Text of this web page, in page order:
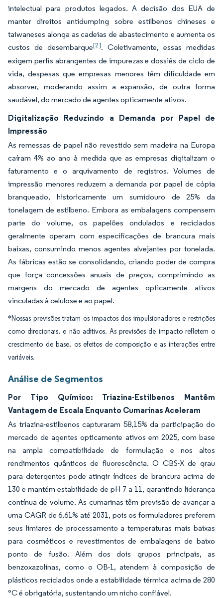
intelectual para produtos legados. A decisão dos EUA de
manter direitos antidumping sobre estilbenos chineses e
taiwaneses alonga as cadeias de abastecimento e aumenta os
custos de desembarque[2]. Coletivamente, essas medidas
exigem perfis abrangentes de impurezas e dossiês de ciclo de
vida, despesas que empresas menores têm dificuldade em
absorver, moderando assim a expansão, de outra forma
saudável, do mercado de agentes opticamente ativos.
Digitalização Reduzindo a Demanda por Papel de
Impressão
As remessas de papel não revestido sem madeira na Europa
caíram 4% ao ano à medida que as empresas digitalizam o
faturamento e o arquivamento de registros. Volumes de
impressão menores reduzem a demanda por papel de cópia
branqueado, historicamente um sumidouro de 25% da
tonelagem de estilbeno. Embora as embalagens compensem
parte do volume, os papelões ondulados e reciclados
geralmente operam com especificações de brancura mais
baixas, consumindo menos agentes alvejantes por tonelada.
As fábricas estão se consolidando, criando poder de compra
que força concessões anuais de preços, comprimindo as
margens do mercado de agentes opticamente ativos
vinculadas à celulose e ao papel.
*Nossas previsões tratam os impactos dos impulsionadores e restrições
como direcionais, e não aditivos. As previsões de impacto refletem o
crescimento de base, os efeitos de composição e as interações entre
variáveis.
Análise de Segmentos
Por Tipo Químico: Triazina-Estilbenos Mantêm
Vantagem de Escala Enquanto Cumarinas Aceleram
As triazina-estilbenos capturaram 58,15% da participação do
mercado de agentes opticamente ativos em 2025, com base
na ampla compatibilidade de formulação e nos altos
rendimentos quânticos de fluorescência. O CBS-X de grau
para detergentes pode atingir índices de brancura acima de
130 e mantém estabilidade de pH 7 a 11, garantindo liderança
contínua de volume. As cumarinas têm previsão de avançar a
uma CAGR de 6,61% até 2031, pois os formuladores preferem
seus limiares de processamento a temperaturas mais baixas
para cosméticos e revestimentos de embalagens de baixo
ponto de fusão. Além dos dois grupos principais, as
benzoxazolinas, como o OB-1, atendem à composição de
plásticos reciclados onde a estabilidade térmica acima de 280
°C é obrigatória, sustentando um nicho confiável.